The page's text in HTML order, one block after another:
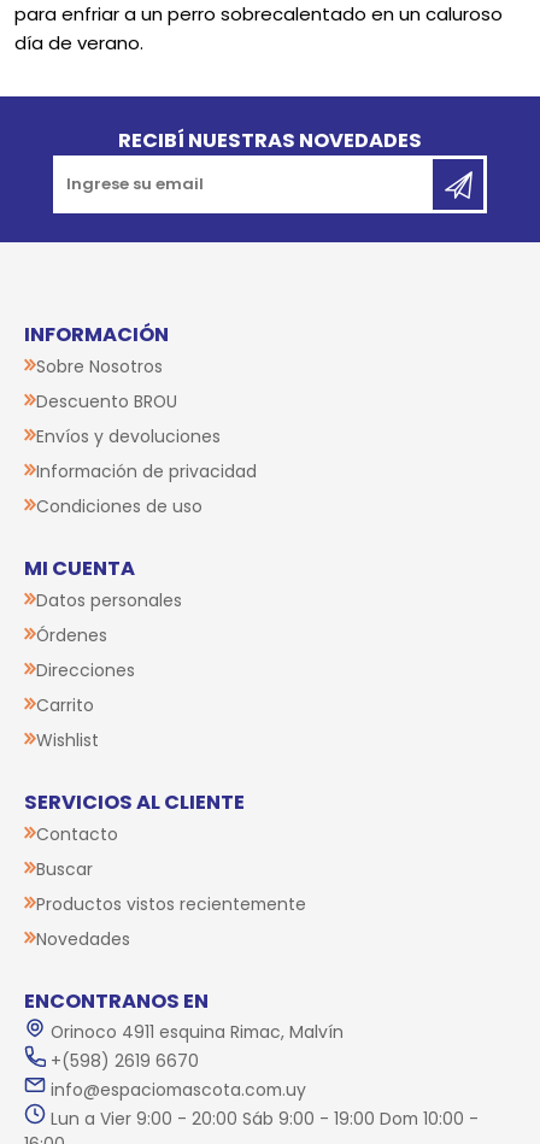
para enfriar a un perro sobrecalentado en un caluroso
día de verano.
RECIBÍ NUESTRAS NOVEDADES
INFORMACIÓN
Sobre Nosotros
Descuento BROU
Envíos y devoluciones
Información de privacidad
Condiciones de uso
MI CUENTA
Datos personales
Órdenes
Direcciones
Carrito
Wishlist
SERVICIOS AL CLIENTE
Contacto
Buscar
Productos vistos recientemente
Novedades
ENCONTRANOS EN
Orinoco 4911 esquina Rimac, Malvín
+(598) 2619 6670
info@espaciomascota.com.uy
Lun a Vier 9:00 - 20:00 Sáb 9:00 - 19:00 Dom 10:00 -